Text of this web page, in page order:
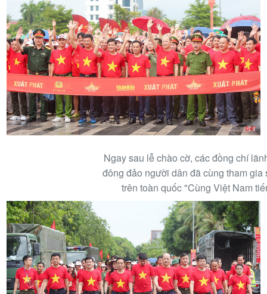
Ngay sau lễ chào cờ, các đồng chí
đông đảo người dân đã cùng tham gia
trên toàn quốc "Cùng Việt Nam